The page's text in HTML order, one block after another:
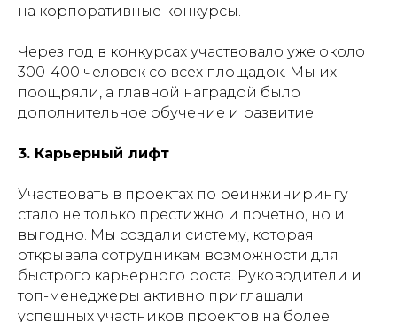
на корпоративные конкурсы.
Через год в конкурсах участвовало уже около
300-400 человек со всех площадок. Мы их
поощряли, а главной наградой было
дополнительное обучение и развитие.
3. Карьерный лифт
Участвовать в проектах по реинжинирингу
стало не только престижно и почетно, но и
выгодно. Мы создали систему, которая
открывала сотрудникам возможности для
быстрого карьерного роста. Руководители и
топ-менеджеры активно приглашали
успешных участников проектов на более